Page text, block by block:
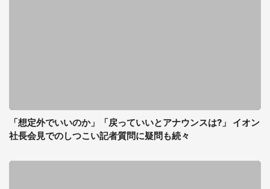
「想定外でいいのか」「戻っていいとアナウンスは?」 イオン
社長会見でのしつこい記者質問に疑問も続々